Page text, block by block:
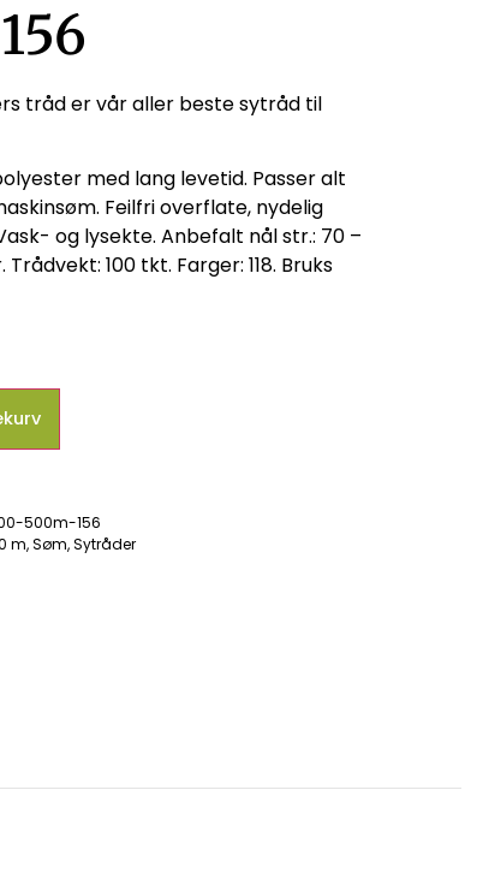
tråd er vår aller beste sytråd til
med lang levetid. Passer alt
Feilfri overflate, nydelig
og lysekte. Anbefalt nål str.: 70 –
100 tkt. Farger: 118. Bruks
500m-156
m,Søm,Sytråder